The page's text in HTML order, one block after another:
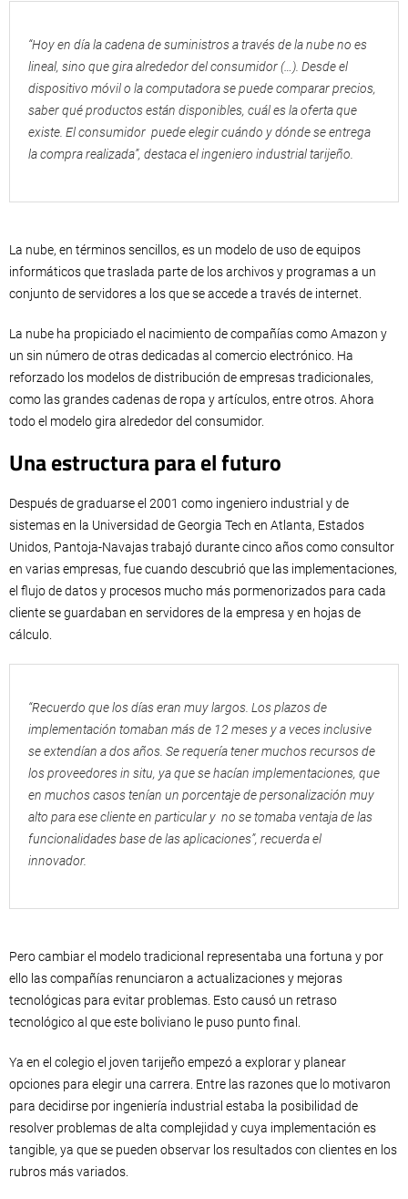
“Hoy en día la cadena de suministros a través de la nube no es
lineal, sino que gira alrededor del consumidor (…). Desde el
dispositivo móvil o la computadora se puede comparar precios,
saber qué productos están disponibles, cuál es la oferta que
existe. El consumidor puede elegir cuándo y dónde se entrega
la compra realizada”, destaca el ingeniero industrial tarijeño.
La nube, en términos sencillos, es un modelo de uso de equipos
informáticos que traslada parte de los archivos y programas a un
conjunto de servidores a los que se accede a través de internet.
La nube ha propiciado el nacimiento de compañías como Amazon y
un sin número de otras dedicadas al comercio electrónico. Ha
reforzado los modelos de distribución de empresas tradicionales,
como las grandes cadenas de ropa y artículos, entre otros. Ahora
todo el modelo gira alrededor del consumidor.
Una estructura para el futuro
Después de graduarse el 2001 como ingeniero industrial y de
sistemas en la Universidad de Georgia Tech en Atlanta, Estados
Unidos, Pantoja-Navajas trabajó durante cinco años como consultor
en varias empresas, fue cuando descubrió que las implementaciones,
el flujo de datos y procesos mucho más pormenorizados para cada
cliente se guardaban en servidores de la empresa y en hojas de
cálculo.
“Recuerdo que los días eran muy largos. Los plazos de
implementación tomaban más de 12 meses y a veces inclusive
se extendían a dos años. Se requería tener muchos recursos de
los proveedores in situ, ya que se hacían implementaciones, que
en muchos casos tenían un porcentaje de personalización muy
alto para ese cliente en particular y no se tomaba ventaja de las
funcionalidades base de las aplicaciones”, recuerda el
innovador.
Pero cambiar el modelo tradicional representaba una fortuna y por
ello las compañías renunciaron a actualizaciones y mejoras
tecnológicas para evitar problemas. Esto causó un retraso
tecnológico al que este boliviano le puso punto final.
Ya en el colegio el joven tarijeño empezó a explorar y planear
opciones para elegir una carrera. Entre las razones que lo motivaron
para decidirse por ingeniería industrial estaba la posibilidad de
resolver problemas de alta complejidad y cuya implementación es
tangible, ya que se pueden observar los resultados con clientes en los
rubros más variados.